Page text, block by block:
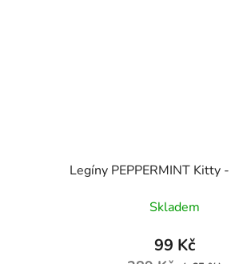
Legíny PEPPERMINT Kitty
Skladem
99 Kč